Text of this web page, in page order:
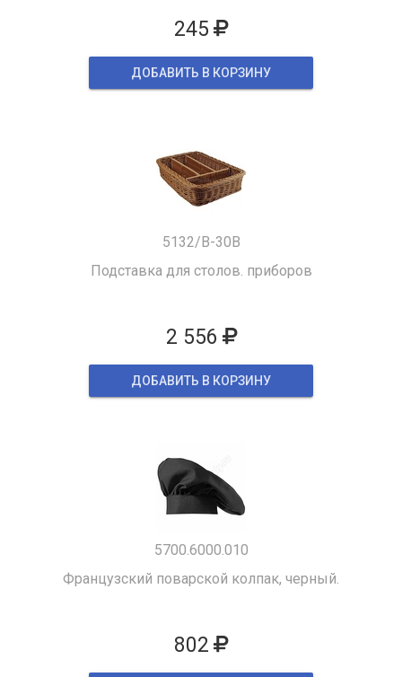
245
ДОБАВИТЬ В КОРЗИНУ
5132/B-30B
Подставка для столов. приборов
2 556
ДОБАВИТЬ В КОРЗИНУ
5700.6000.010
Французский поварской колпак, черный.
802